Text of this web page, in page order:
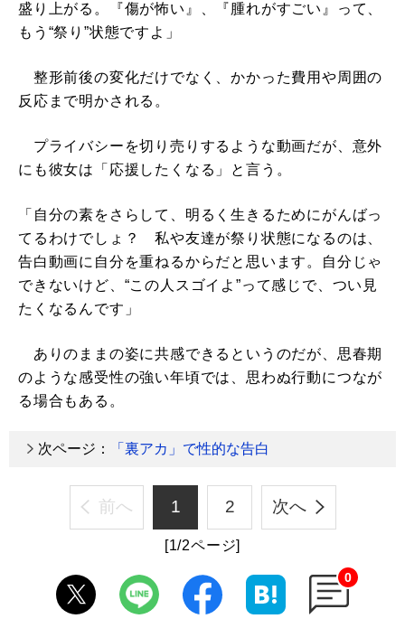
盛り上がる。『傷が怖い』、『腫れがすごい』って、
もう“祭り”状態ですよ」
整形前後の変化だけでなく、かかった費用や周囲の
反応まで明かされる。
プライバシーを切り売りするような動画だが、意外
にも彼女は「応援したくなる」と言う。
「自分の素をさらして、明るく生きるためにがんばっ
てるわけでしょ？ 私や友達が祭り状態になるのは、
告白動画に自分を重ねるからだと思います。自分じゃ
できないけど、“この人スゴイよ”って感じで、つい見
たくなるんです」
ありのままの姿に共感できるというのだが、思春期
のような感受性の強い年頃では、思わぬ行動につなが
る場合もある。
次ページ： 「裏アカ」で性的な告白
前へ 1 2 次へ
[1/2ページ]
0